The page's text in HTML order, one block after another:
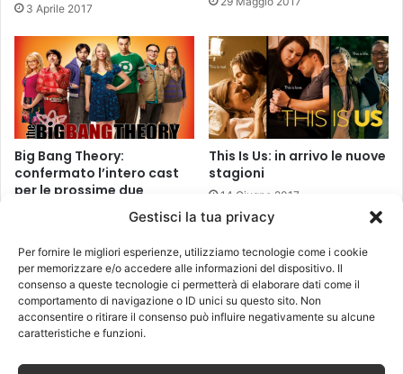
Gestisci la tua privacy
Per fornire le migliori esperienze, utilizziamo tecnologie come i cookie
per memorizzare e/o accedere alle informazioni del dispositivo. Il
consenso a queste tecnologie ci permetterà di elaborare dati come il
comportamento di navigazione o ID unici su questo sito. Non
acconsentire o ritirare il consenso può influire negativamente su alcune
caratteristiche e funzioni.
3 Aprile 2017
Big Bang Theory:
confermato l’intero cast
per le prossime due
This Is Us: in arrivo le nuove
stagioni
14 Giugno 2017